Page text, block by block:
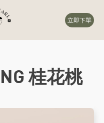
立即下單
桂花桃